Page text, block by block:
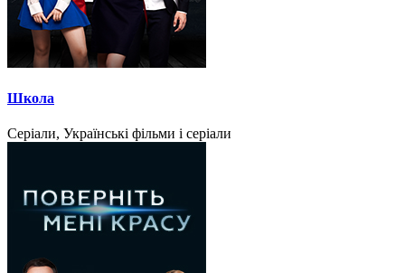
Школа
Серіали, Українські фільми і серіали